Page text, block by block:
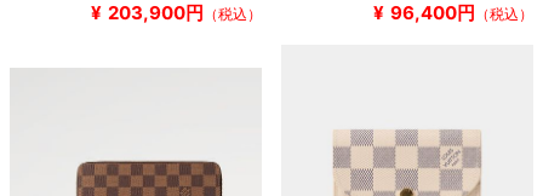
¥ 203,900円 （税込） ¥ 96,400円 （税込）